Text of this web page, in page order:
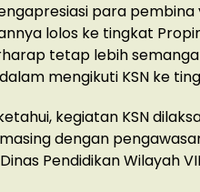
para
lolos ke tingkat
tetap lebih
mengikuti KSN ke
kegiatan KSN
dengan
Pendidikan Wilayah